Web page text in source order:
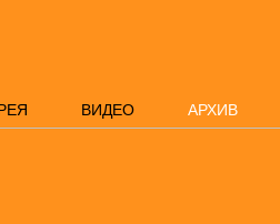
ВИДЕО АРХИВ